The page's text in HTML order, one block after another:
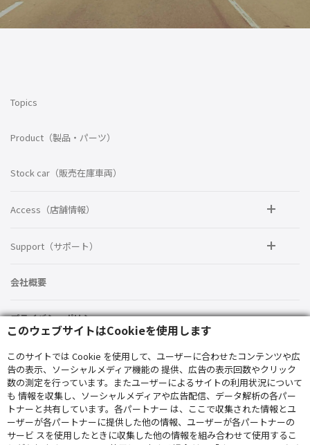
このウェブサイトはCookieを使用します
このサイトでは Cookie を使用して、ユーザーに合わせたコンテンツや広
告の表示、ソーシャルメディア機能の 提供、広告の表示回数やクリック
数の測定を行っています。またユーザーによるサイトの利用状況について
も 情報を収集し、ソーシャルメディアや広告配信、データ解析の各パー
トナーと共有しています。各パートナー は、ここで収集された情報とユ
ーザーが各パートナーに提供した他の情報、ユーザーが各パートナーの
サービ スを使用したときに収集した他の情報を組み合わせて使用するこ
Topics
Product（製品・パーツ）
Stock car（販売在庫車両）
Access（店舗情報）
Support（サポート）
会社概要
プライバシーポリシー
サイト利用案内
勧誘方針
© ALPINE STYLE All Rights Reserved.